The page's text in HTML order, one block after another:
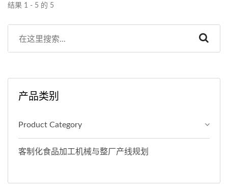
结果 1 - 5 的 5
产品类别
Product Category
客制化食品加工机械与整厂产线规划